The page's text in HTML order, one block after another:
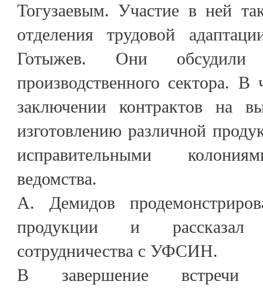
Тогузаевым. Участие в ней
отделения трудовой
Готыжев. Они обсудили
производственного сектора.
заключении контрактов на
изготовлению различной
исправительными
ведомства.
А. Демидов
продукции и
сотрудничества с УФСИН.
В завершение встречи